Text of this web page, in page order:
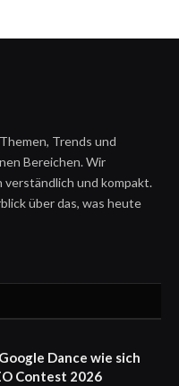
Trends und
Bereichen. Wir
und kompakt.
über das, was heute
Dance wie sich
Contest 2026